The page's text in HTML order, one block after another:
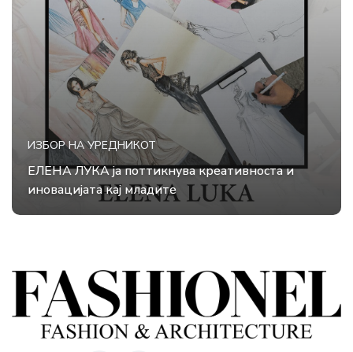
ИЗБОР НА УРЕДНИКОТ
ЕЛЕНА ЛУКА ја поттикнува креативноста и
иновацијата кај младите